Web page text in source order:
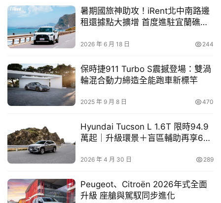
幫
跨
玩
C
A
R
新購車主、於2021年7月1日後購買的原車主都同享全機種
噴射電腦元件 (ECU＋節流閥體) 4年保固，用滿滿誠意讓消
費者深刻體驗到光陽的技術實力與貼心保障。
110個國家，以KYMCO品牌行銷國際迄今，共累計賣出超
過數百萬輛的KYMCO機車；在歐洲，KYMCO更是『進口
品牌速克達』銷售第一名。在南美洲阿根廷KYMCO也是市
全地形車每年向法國出口超過3,000台ATV，銷售穩定位居
前三名，擁有眾多KYMCO忠實用戶；在非洲摩洛哥
KYMCO ATV更擁有高達80% 市場占有率。
柯俊斌化身「最萌董座」用「時尚聯萌．等你加萌」定位讓
「小精靈Genie 115」搶暑假年輕市場
暑期國旅神助攻！iRent北中南路邊
租還據點大擴增 首度進駐宜蘭礁溪
2026 年 6 月 18 日 244
保時捷911 Turbo S震撼登場：雙渦
輪混合動力締造全能跑車新標竿
2025 年 9 月 8 日 470
Hyundai Tucson L 1.6T 限時94.9
萬起｜升級環景＋盲區輔助再享6萬
2026 年 4 月 30 日 289
Peugeot、Citroën 2026年式全面
升級 座艙與駕馭同步進化